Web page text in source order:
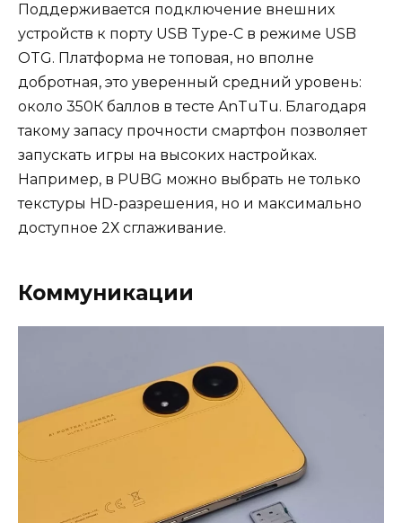
Поддерживается подключение внешних
устройств к порту USB Type-C в режиме USB
OTG. Платформа не топовая, но вполне
добротная, это уверенный средний уровень:
около 350К баллов в тесте AnTuTu. Благодаря
такому запасу прочности смартфон позволяет
запускать игры на высоких настройках.
Например, в PUBG можно выбрать не только
текстуры HD-разрешения, но и максимально
доступное 2Х сглаживание.
Коммуникации